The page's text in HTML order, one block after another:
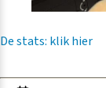
De stats: klik hier